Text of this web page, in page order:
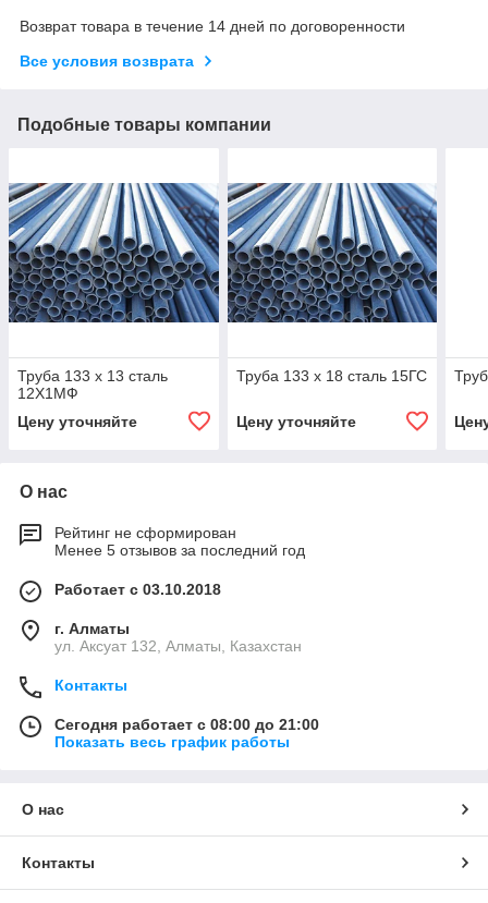
Возврат товара в течение 14 дней по договоренности
Все условия возврата
Подобные товары компании
Труба 133 х 13 сталь
12Х1МФ
Цену уточняйте
Труба 133 х 18 сталь 15ГС
Цену уточняйте
О нас
Рейтинг не сформирован
Менее 5 отзывов за последний год
Работает с 03.10.2018
г. Алматы
ул. Аксуат 132, Алматы, Казахстан
Контакты
Сегодня работает с 08:00 до 21:00
Показать весь график работы
О нас
Контакты